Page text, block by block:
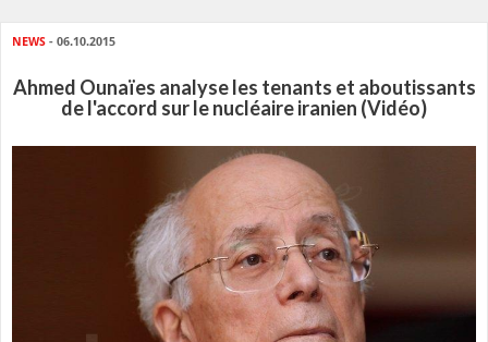
NEWS - 06.10.2015
Ahmed Ounaïes analyse les tenants et aboutissants
de l'accord sur le nucléaire iranien (Vidéo)